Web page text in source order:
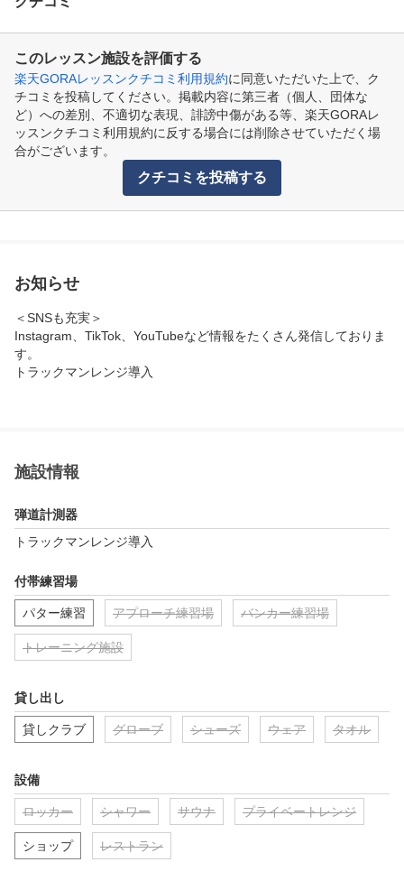
このレッスン施設を評価する
楽天GORAレッスンクチコミ利用規約に同意いただいた上で、ク
チコミを投稿してください。掲載内容に第三者（個人、団体な
ど）への差別、不適切な表現、誹謗中傷がある等、楽天GORAレ
ッスンクチコミ利用規約に反する場合には削除させていただく場
合がございます。
クチコミを投稿する
お知らせ
＜SNSも充実＞
Instagram、TikTok、YouTubeなど情報をたくさん発信しておりま
す。
トラックマンレンジ導入
施設情報
弾道計測器
トラックマンレンジ導入
付帯練習場
パター練習 アプローチ練習場 バンカー練習場
トレーニング施設
貸し出し
貸しクラブ グローブ シューズ ウェア タオル
設備
ロッカー シャワー サウナ プライベートレンジ
ショップ レストラン